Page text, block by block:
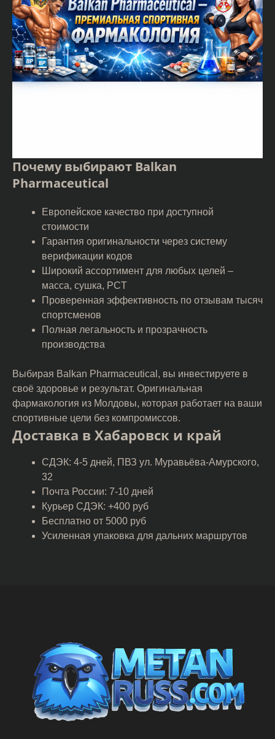
Почему выбирают Balkan
Pharmaceutical
Европейское качество при доступной
стоимости
Гарантия оригинальности через систему
верификации кодов
Широкий ассортимент для любых целей –
масса, сушка, PCT
Проверенная эффективность по отзывам тысяч
спортсменов
Полная легальность и прозрачность
производства
Выбирая Balkan Pharmaceutical, вы инвестируете в
своё здоровье и результат. Оригинальная
фармакология из Молдовы, которая работает на ваши
спортивные цели без компромиссов.
Доставка в Хабаровск и край
СДЭК: 4-5 дней, ПВЗ ул. Муравьёва-Амурского,
32
Почта России: 7-10 дней
Курьер СДЭК: +400 руб
Бесплатно от 5000 руб
Усиленная упаковка для дальних маршрутов